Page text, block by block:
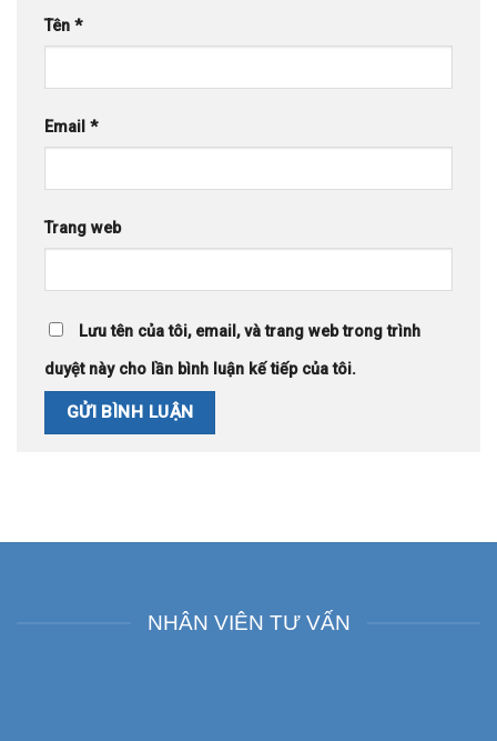
Tên *
Email *
Trang web
Lưu tên của tôi, email, và trang web trong trình
duyệt này cho lần bình luận kế tiếp của tôi.
NHÂN VIÊN TƯ VẤN